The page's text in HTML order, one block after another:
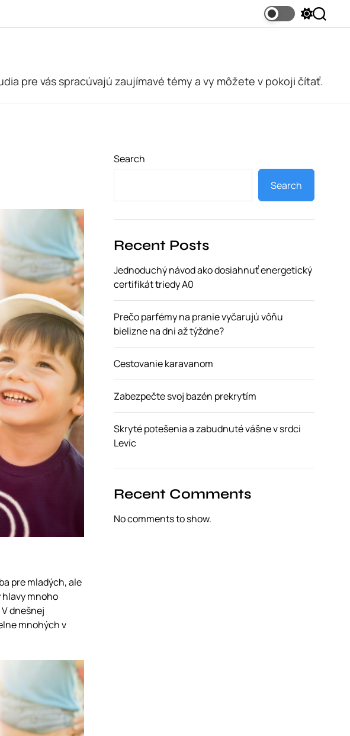
S
w
o
o
S
e
pre vás spracúvajú zaujímavé témy a vy môžete v pokoji čítať.
pre mladých, ale
hlavy mnoho
dnešnej
mnohých v
Search
Search
Recent Posts
Jednoduchý návod ako dosiahnuť energetický
certifikát triedy A0
Prečo parfémy na pranie vyčarujú vôňu
bielizne na dni až týždne?
Cestovanie karavanom
Zabezpečte svoj bazén prekrytím
Skryté potešenia a zabudnuté vášne v srdci
Levíc
Recent Comments
No comments to show.